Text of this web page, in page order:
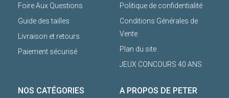
Foire Aux Questions
Guide des tailles
Livraison et retours
Paiement sécurisé
Politique de confidentialité
Conditions Générales de
Vente
Plan du site
JEUX CONCOURS 40 ANS
NOS CATÉGORIES
A PROPOS DE PETER